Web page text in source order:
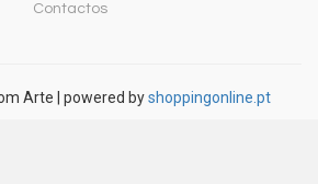
Contactos
Arte powered byshoppingonline.pt